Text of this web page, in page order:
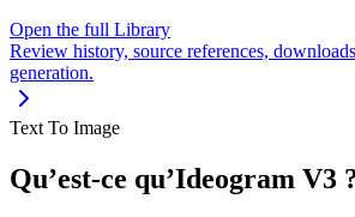
Open the full Library
Review history, source references,
generation.
Text To Image
Qu’est-ce qu’Ideogram V3